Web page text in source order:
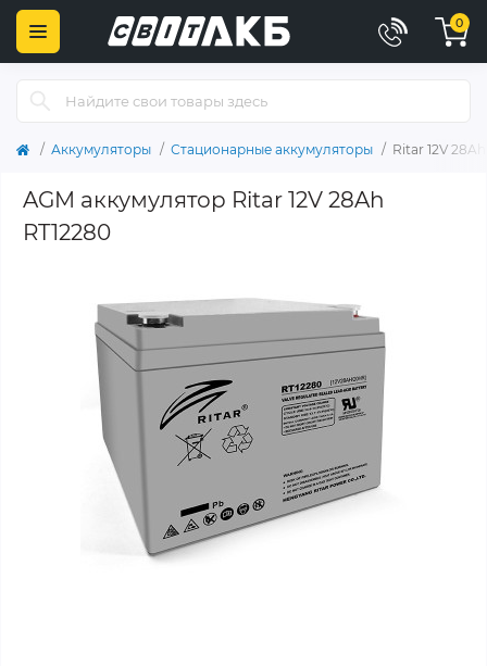
0
Аккумуляторы Стационарные аккумуляторы Ritar 12V
AGM аккумулятор Ritar 12V 28Ah
RT12280